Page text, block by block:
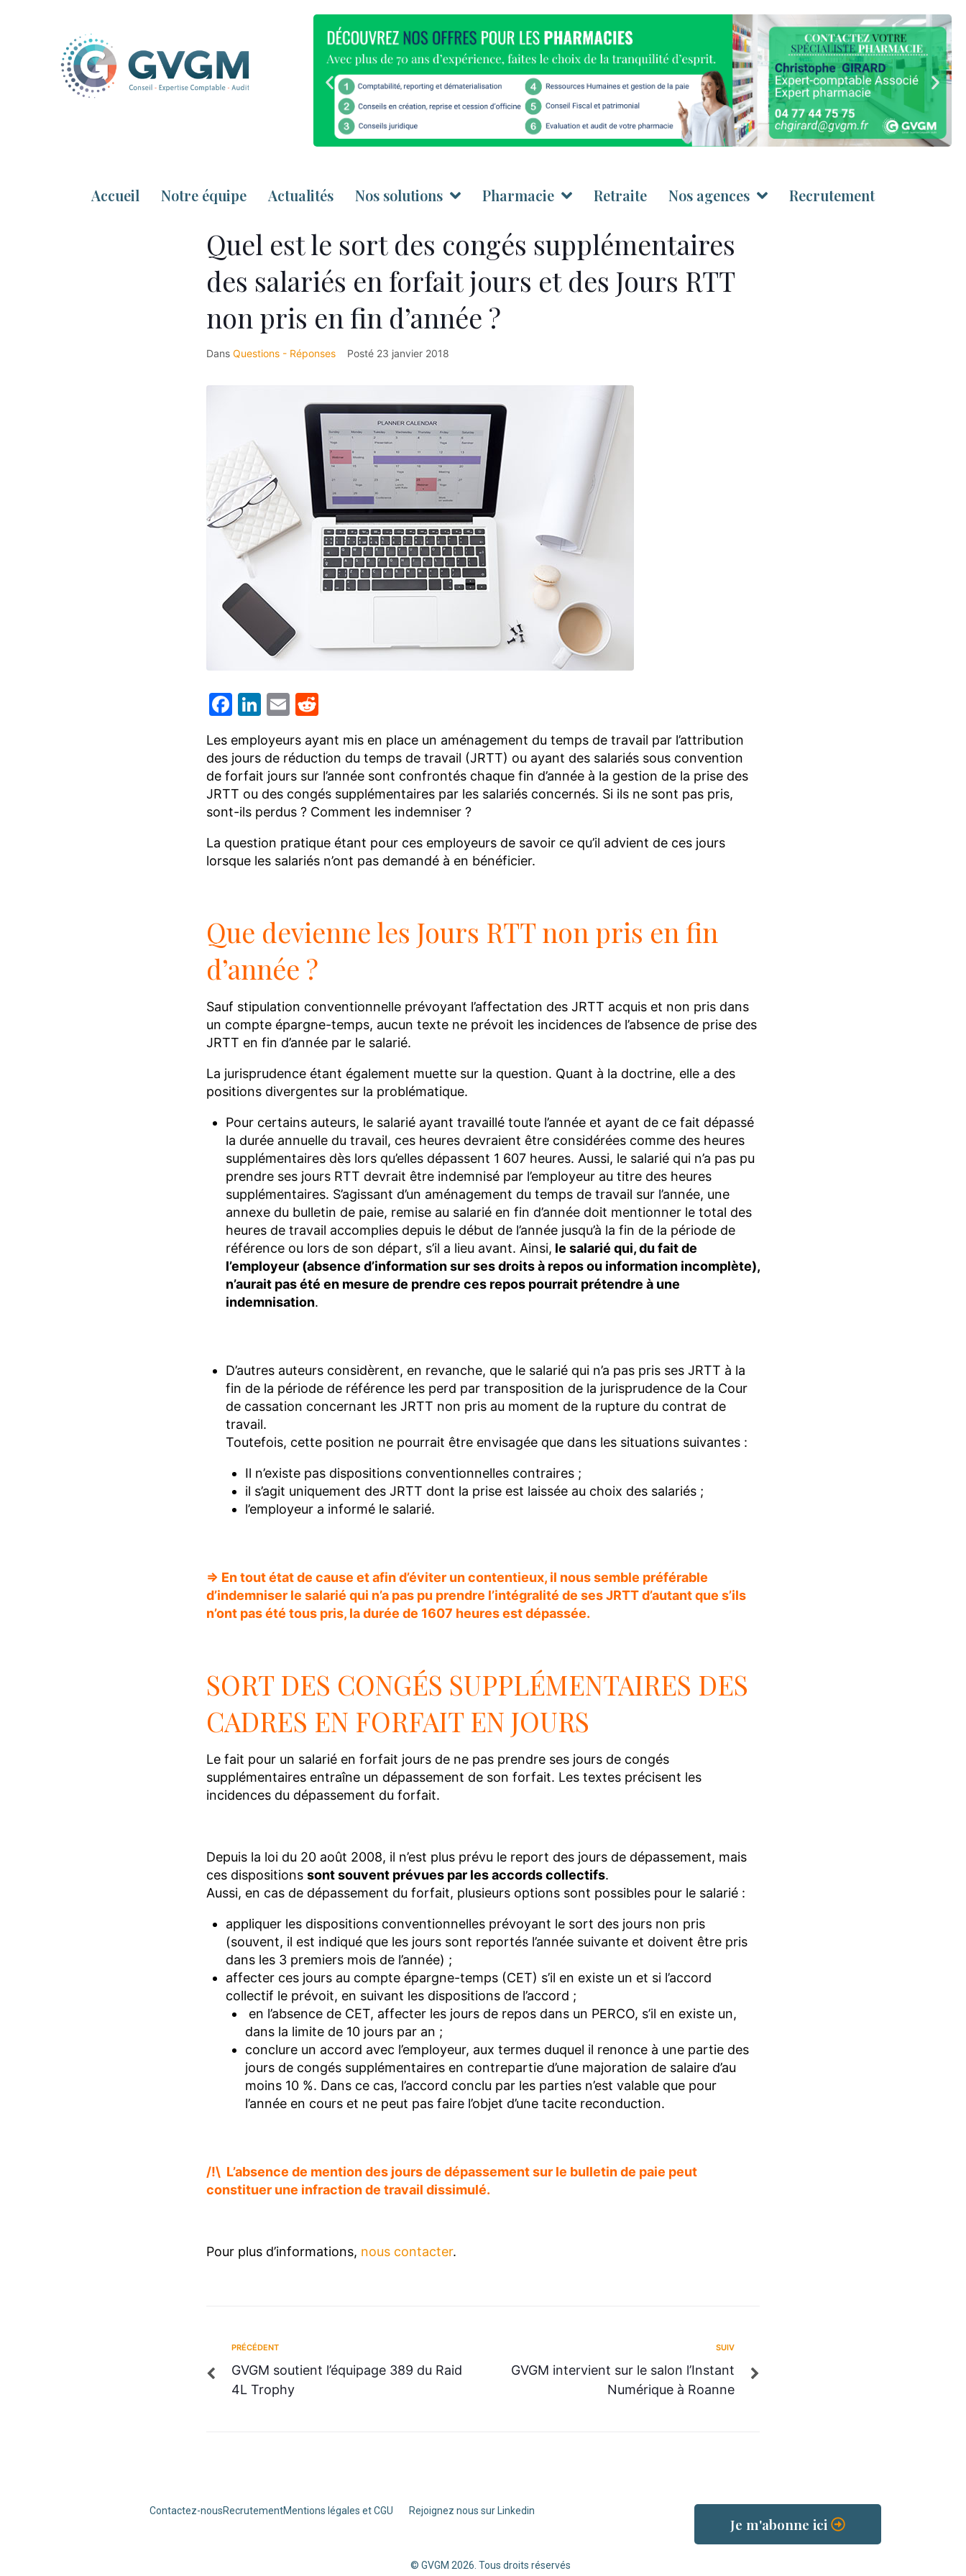
Accueil Notre équipe Actualités Nos solutions Pharmacie Retraite Nos agences Recrutement
Quel est le sort des congés supplémentaires
des salariés en forfait jours et des Jours RTT
non pris en fin d’année ?
Dans Questions - Réponses Posté 23 janvier 2018
Facebook
LinkedIn
Email
Les employeurs ayant mis en place un aménagement du temps de travail par l’attribution
des jours de réduction du temps de travail (JRTT) ou ayant des salariés sous convention
de forfait jours sur l’année sont confrontés chaque fin d’année à la gestion de la prise des
JRTT ou des congés supplémentaires par les salariés concernés. Si ils ne sont pas pris,
sont-ils perdus ? Comment les indemniser ?
La question pratique étant pour ces employeurs de savoir ce qu’il advient de ces jours
lorsque les salariés n’ont pas demandé à en bénéficier.
Que devienne les Jours RTT non pris en fin
d’année ?
Sauf stipulation conventionnelle prévoyant l’affectation des JRTT acquis et non pris dans
un compte épargne-temps, aucun texte ne prévoit les incidences de l’absence de prise des
JRTT en fin d’année par le salarié.
La jurisprudence étant également muette sur la question. Quant à la doctrine, elle a des
positions divergentes sur la problématique.
Pour certains auteurs, le salarié ayant travaillé toute l’année et ayant de ce fait dépassé
la durée annuelle du travail, ces heures devraient être considérées comme des heures
supplémentaires dès lors qu’elles dépassent 1 607 heures. Aussi, le salarié qui n’a pas pu
prendre ses jours RTT devrait être indemnisé par l’employeur au titre des heures
supplémentaires. S’agissant d’un aménagement du temps de travail sur l’année, une
annexe du bulletin de paie, remise au salarié en fin d’année doit mentionner le total des
heures de travail accomplies depuis le début de l’année jusqu’à la fin de la période de
référence ou lors de son départ, s’il a lieu avant. Ainsi, le salarié qui, du fait de
l’employeur (absence d’information sur ses droits à repos ou information incomplète),
n’aurait pas été en mesure de prendre ces repos pourrait prétendre à une
indemnisation.
D’autres auteurs considèrent, en revanche, que le salarié qui n’a pas pris ses JRTT à la
fin de la période de référence les perd par transposition de la jurisprudence de la Cour
de cassation concernant les JRTT non pris au moment de la rupture du contrat de
travail.
Toutefois, cette position ne pourrait être envisagée que dans les situations suivantes :
Il n’existe pas dispositions conventionnelles contraires ;
il s’agit uniquement des JRTT dont la prise est laissée au choix des salariés ;
l’employeur a informé le salarié.
=> En tout état de cause et afin d’éviter un contentieux, il nous semble préférable
d’indemniser le salarié qui n’a pas pu prendre l’intégralité de ses JRTT d’autant que s’ils
n’ont pas été tous pris, la durée de 1607 heures est dépassée.
SORT DES CONGÉS SUPPLÉMENTAIRES DES
CADRES EN FORFAIT EN JOURS
Le fait pour un salarié en forfait jours de ne pas prendre ses jours de congés
supplémentaires entraîne un dépassement de son forfait. Les textes précisent les
incidences du dépassement du forfait.
Depuis la loi du 20 août 2008, il n’est plus prévu le report des jours de dépassement, mais
ces dispositions sont souvent prévues par les accords collectifs.
Aussi, en cas de dépassement du forfait, plusieurs options sont possibles pour le salarié :
appliquer les dispositions conventionnelles prévoyant le sort des jours non pris
(souvent, il est indiqué que les jours sont reportés l’année suivante et doivent être pris
dans les 3 premiers mois de l’année) ;
affecter ces jours au compte épargne-temps (CET) s’il en existe un et si l’accord
collectif le prévoit, en suivant les dispositions de l’accord ;
en l’absence de CET, affecter les jours de repos dans un PERCO, s’il en existe un,
dans la limite de 10 jours par an ;
conclure un accord avec l’employeur, aux termes duquel il renonce à une partie des
jours de congés supplémentaires en contrepartie d’une majoration de salaire d’au
moins 10 %. Dans ce cas, l’accord conclu par les parties n’est valable que pour
l’année en cours et ne peut pas faire l’objet d’une tacite reconduction.
/!\ L’absence de mention des jours de dépassement sur le bulletin de paie peut
constituer une infraction de travail dissimulé.
Pour plus d’informations, nous contacter.
PRÉCÉDENT
GVGM soutient l’équipage 389 du Raid
4L Trophy
SUIV
GVGM intervient sur le salon l’Instant
Numérique à Roanne
Contactez-nousRecrutementMentions légales et CGU Rejoignez nous sur Linkedin
Je m'abonne ici
© GVGM 2026. Tous droits réservés